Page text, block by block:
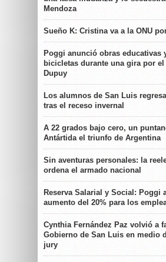
Mendoza
Sueño K: Cristina va a la ONU
Poggi anunció obras educativas
bicicletas durante una gira por
Dupuy
Los alumnos de San Luis
tras el receso invernal
A 22 grados bajo cero, un
Antártida el triunfo de Argentina
Sin aventuras personales: la
ordena el armado nacional
Reserva Salarial y Social: Poggi
aumento del 20% para los
Cynthia Fernández Paz volvió a
Gobierno de San Luis en medio
jury